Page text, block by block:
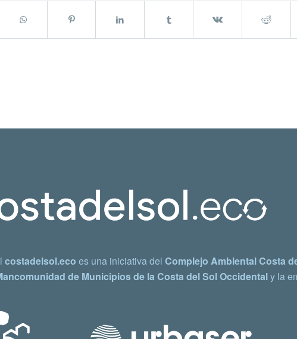
costadelsol.eco es una iniciativa del Complejo Ambiental Costa
de Municipios de la Costa del Sol Occidentaly la